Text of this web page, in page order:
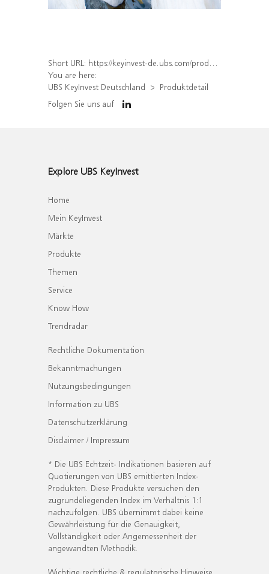
Short URL: https://keyinvest-de.ubs.com/produkt/detail/index/isin/DE000WA507E9
You are here:
UBS KeyInvest Deutschland
Produktdetail
Folgen Sie uns auf
Explore UBS KeyInvest
Home
Mein KeyInvest
Märkte
Produkte
Themen
Service
Know How
Trendradar
Rechtliche Dokumentation
Bekanntmachungen
Nutzungsbedingungen
Information zu UBS
Datenschutzerklärung
Disclaimer / Impressum
* Die UBS Echtzeit- Indikationen basieren auf
Quotierungen von UBS emittierten Index-
Produkten. Diese Produkte versuchen den
zugrundeliegenden Index im Verhältnis 1:1
nachzufolgen. UBS übernimmt dabei keine
Gewährleistung für die Genauigkeit,
Vollständigkeit oder Angemessenheit der
angewandten Methodik.